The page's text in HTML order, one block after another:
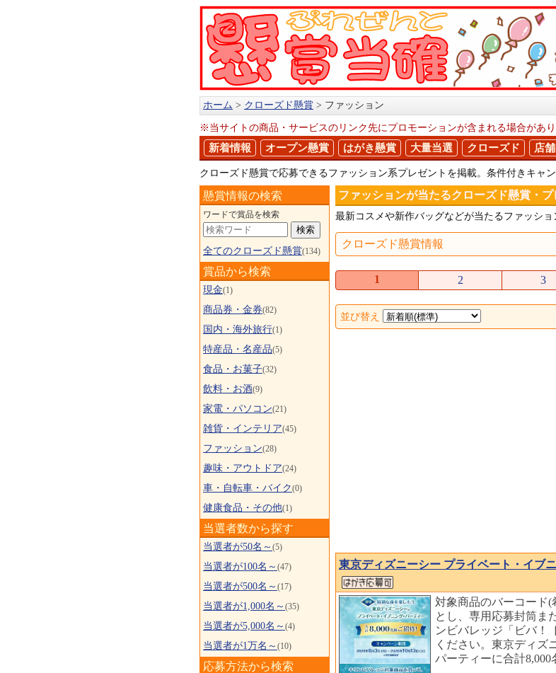
ホーム クローズド懸賞 ファッション
※当サイトの商品・サービスのリンク先にプロモーションが含まれる場合があり
新着情報 オープン懸賞 はがき懸賞 大量当選 クローズド 店
クローズド懸賞で応募できるファッション系プレゼントを掲載。条件付きキャ
ファッションが当たるクローズド懸賞・
最新コスメや新作バッグなどが当たるファッショ
クローズド懸賞情報
1 2 3
並び替え
東京ディズニーシー プライベート・イブ
対象商品のバーコード
とし、専用応募封筒ま
ンビバレッジ「ビバ！
ください。東京ディズ
パーティーに合計8,000
懸賞情報の検索
ワードで賞品を検索
全てのクローズド懸賞(134)
賞品から検索
現金(1)
商品券・金券(82)
国内・海外旅行(1)
特産品・名産品(5)
食品・お菓子(32)
飲料・お酒(9)
家電・パソコン(21)
雑貨・インテリア(45)
ファッション(28)
趣味・アウトドア(24)
車・自転車・バイク(0)
健康食品・その他(1)
当選者数から探す
当選者が50名～ (5)
当選者が100名～ (47)
当選者が500名～ (17)
当選者が1,000名～ (35)
当選者が5,000名～ (4)
当選者が1万名～ (10)
応募方法から検索